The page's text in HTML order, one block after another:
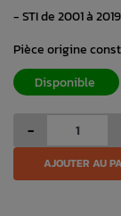
- STI de 2001 à 2019
Pièce origine
Disponible
-
AJOUTER AU